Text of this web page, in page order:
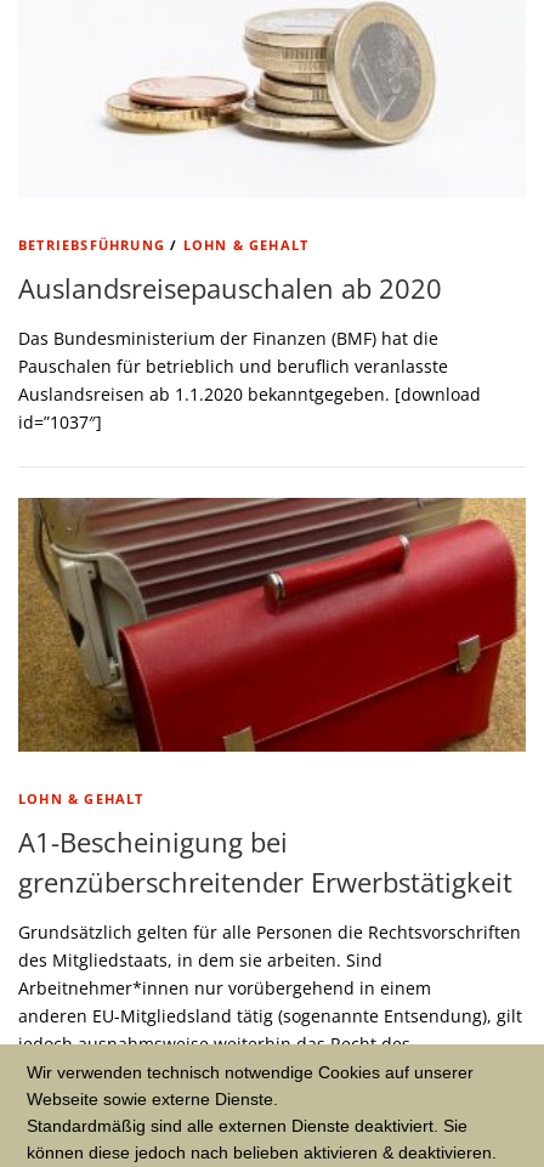
BETRIEBSFÜHRUNG / LOHN & GEHALT
Auslandsreisepauschalen ab 2020
Das Bundesministerium der Finanzen (BMF) hat die
Pauschalen für betrieblich und beruflich veranlasste
Auslandsreisen ab 1.1.2020 bekanntgegeben. [download
id=”1037″]
LOHN & GEHALT
A1-Bescheinigung bei
grenzüberschreitender Erwerbstätigkeit
Grundsätzlich gelten für alle Personen die Rechtsvorschriften
des Mitgliedstaats, in dem sie arbeiten. Sind
Arbeitnehmer*innen nur vorübergehend in einem
anderen EU-Mitgliedsland tätig (sogenannte Entsendung), gilt
jedoch ausnahmsweise weiterhin das Recht des …
B
e
Wir verwenden technisch notwendige Cookies auf unserer
Webseite sowie externe Dienste.
Standardmäßig sind alle externen Dienste deaktiviert. Sie
können diese jedoch nach belieben aktivieren & deaktivieren.